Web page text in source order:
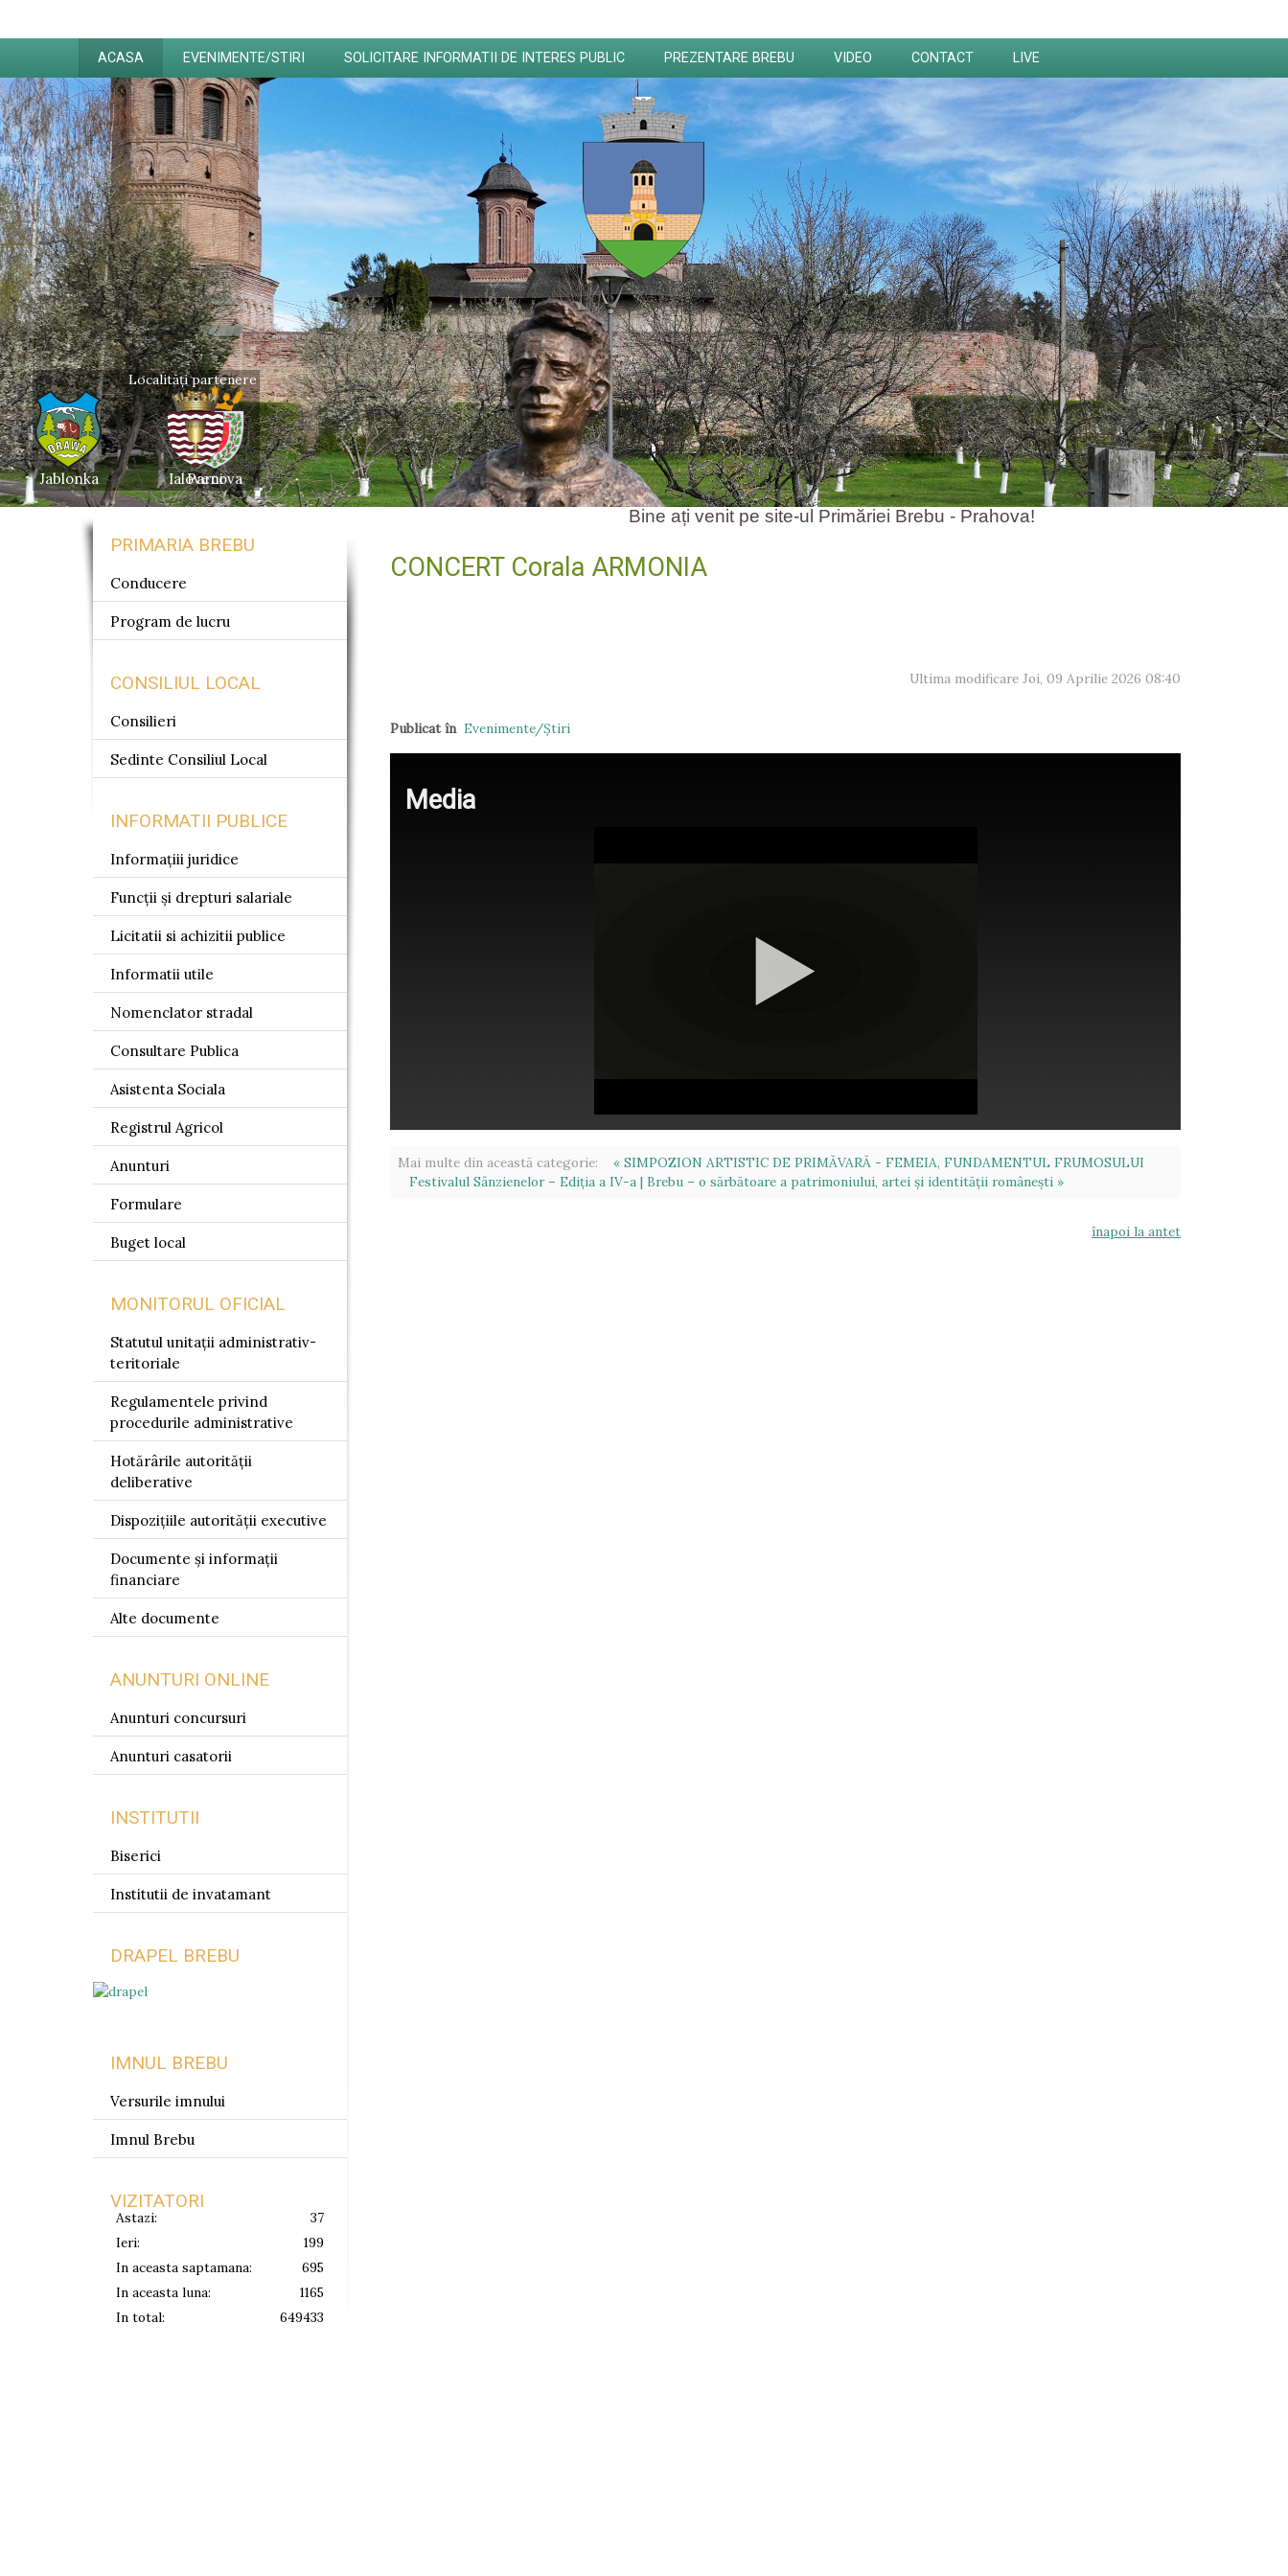
ACASA EVENIMENTE/STIRI SOLICITARE INFORMATII DE INTERES PUBLIC PREZENTARE BREBU VIDEO CONTACT LIVE
Localități partenere
Jablonka Parcova
Ialoveni
Bine ați venit pe site-ul Primăriei Brebu - Prahova!
CONCERT Corala ARMONIA
Ultima modificare Joi, 09 Aprilie 2026 08:40
Publicat în Evenimente/Ştiri
Media
Mai multe din această categorie:
« SIMPOZION ARTISTIC DE PRIMĂVARĂ - FEMEIA, FUNDAMENTUL FRUMOSULUI
Festivalul Sânzienelor – Ediția a IV-a | Brebu – o sărbătoare a patrimoniului, artei și identității românești »
înapoi la antet
PRIMARIA BREBU
Conducere
Program de lucru
CONSILIUL LOCAL
Consilieri
Sedinte Consiliul Local
INFORMATII PUBLICE
Informațiii juridice
Funcții și drepturi salariale
Licitatii si achizitii publice
Informatii utile
Nomenclator stradal
Consultare Publica
Asistenta Sociala
Registrul Agricol
Anunturi
Formulare
Buget local
MONITORUL OFICIAL
Statutul unitații administrativ-
teritoriale
Regulamentele privind
procedurile administrative
Hotărârile autorității
deliberative
Dispozițiile autorității executive
Documente și informații
financiare
Alte documente
ANUNTURI ONLINE
Anunturi concursuri
Anunturi casatorii
INSTITUTII
Biserici
Institutii de invatamant
DRAPEL BREBU
IMNUL BREBU
Versurile imnului
Imnul Brebu
VIZITATORI
Astazi:
37
Ieri:
199
In aceasta saptamana:
695
In aceasta luna:
1165
In total:
649433